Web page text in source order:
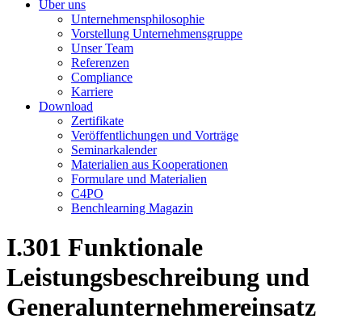
Über uns
Unternehmensphilosophie
Vorstellung Unternehmensgruppe
Unser Team
Referenzen
Compliance
Karriere
Download
Zertifikate
Veröffentlichungen und Vorträge
Seminarkalender
Materialien aus Kooperationen
Formulare und Materialien
C4PO
Benchlearning Magazin
I.301 Funktionale
Leistungsbeschreibung und
Generalunternehmereinsatz